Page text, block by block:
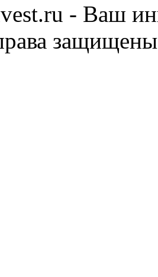
- Ваш